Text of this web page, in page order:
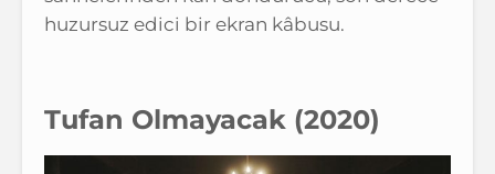
huzursuz edici bir ekran kâbusu.
Tufan Olmayacak (2020)